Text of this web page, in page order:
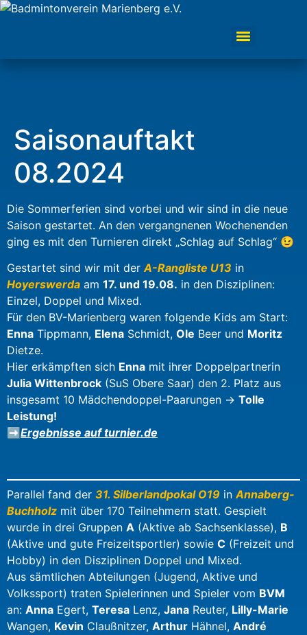
Saisonauftakt
08.2024
Die Sommerferien sind vorbei und wir sind in die neue
Saison gestartet. An den vergangnenen Wochenenden
ging es mit den Turnieren direkt „Schlag auf Schlag“ 😉
Gestartet sind wir mit derA-Rangliste U13 in
Hoyerswerda am 17. und 19.08. in den Disziplinen:
Einzel, Doppel und Mixed.
Für den BV-Marienberg waren folgende Kids am Start:
Enna Tippmann, Elena Schmidt, Ole Beer und Moritz
Dietze.
Hier erkämpften sich Enna mit ihrer Doppelpartnerin
Julia Wittenbrock (SuS Obere Saar) den 2. Platz aus
insgesamt 10 Mädchendoppel-Paarungen -> Tolle
Leistung!
➡️ Ergebnisse auf turnier.de
Parallel fand der 31. Silberlandpokal O19 inAnnaberg-
Buchholz mit über 170 Teilnehmern statt. Gespielt
wurde in drei Gruppen A (Aktive ab Sachsenklasse), B
(Aktive und gute Freizeitsportler) sowie C (Freizeit und
Hobby) in den Disziplinen Doppel und Mixed.
Aus sämtlichen Abteilungen (Jugend, Aktive und
Volkssport) traten Spielerinnen und Spieler vom BVM
an: Anna Egert, Teresa Lenz, Jana Reuter, Lilly-Marie
Wangen, Kevin Claußnitzer, Arthur Hähnel, André